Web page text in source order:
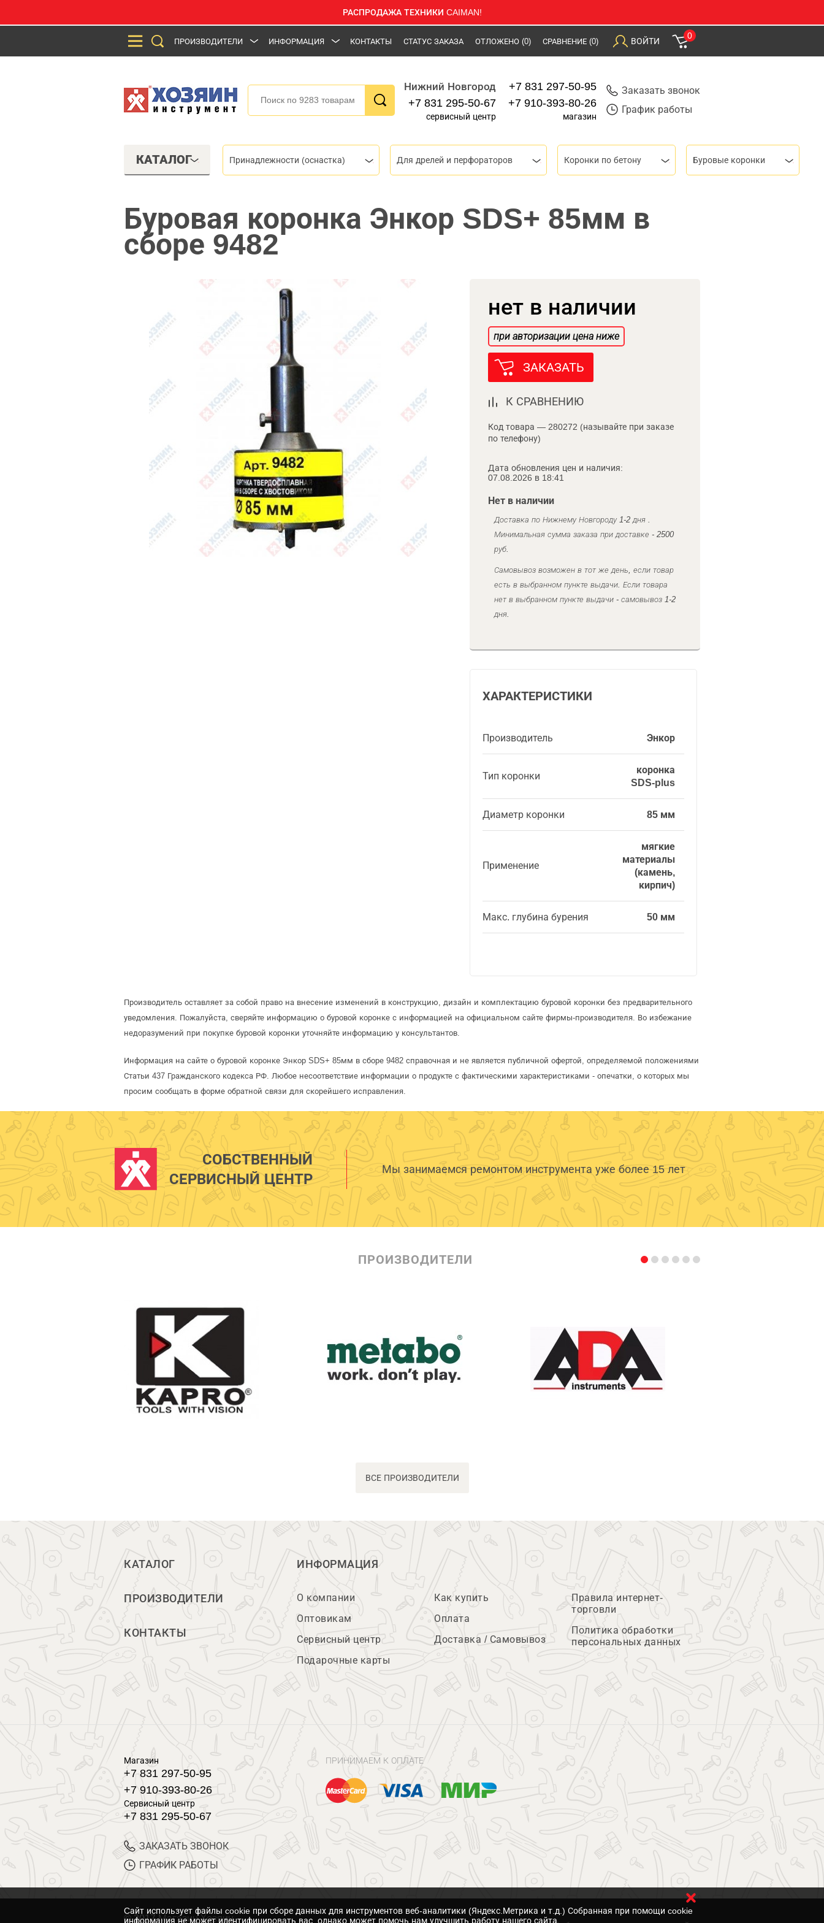
РАСПРОДАЖА ТЕХНИКИ CAIMAN!
ПРОИЗВОДИТЕЛИ ИНФОРМАЦИЯ КОНТАКТЫ СТАТУС ЗАКАЗА ОТЛОЖЕНО (0) СРАВНЕНИЕ (0) ВОЙТИ
0
Нижний Новгород
+7 831 295-50-67
сервисный центр
+7 831 297-50-95
+7 910-393-80-26
магазин
Заказать звонок
График работы
КАТАЛОГ Принадлежности (оснастка) Для дрелей и перфораторов Коронки по бетону Буровые коронки
Буровая коронка Энкор SDS+ 85мм в
сборе 9482
нет в наличии
при авторизации цена ниже
ЗАКАЗАТЬ
К СРАВНЕНИЮ
Код товара — 280272 (называйте при заказе
по телефону)
Дата обновления цен и наличия:
07.08.2026 в 18:41
Нет в наличии
Доставка по Нижнему Новгороду 1-2 дня .
Минимальная сумма заказа при доставке - 2500
руб.
Самовывоз возможен в тот же день, если товар
есть в выбранном пункте выдачи. Если товара
нет в выбранном пункте выдачи - самовывоз 1-2
дня.
ХАРАКТЕРИСТИКИ
Производитель Энкор
Тип коронки
коронка
SDS-plus
Диаметр коронки 85 мм
Применение
мягкие
материалы
(камень,
кирпич)
Макс. глубина бурения 50 мм
Производитель оставляет за собой право на внесение изменений в конструкцию, дизайн и комплектацию буровой коронки без предварительного
уведомления. Пожалуйста, сверяйте информацию о буровой коронке с информацией на официальном сайте фирмы-производителя. Во избежание
недоразумений при покупке буровой коронки уточняйте информацию у консультантов.
Информация на сайте о буровой коронке Энкор SDS+ 85мм в сборе 9482 справочная и не является публичной офертой, определяемой положениями
Статьи 437 Гражданского кодекса РФ. Любое несоответствие информации о продукте с фактическими характеристиками - опечатки, о которых мы
просим сообщать в форме обратной связи для скорейшего исправления.
СОБСТВЕННЫЙ
СЕРВИСНЫЙ ЦЕНТР
Мы занимаемся ремонтом инструмента уже более 15 лет
ПРОИЗВОДИТЕЛИ
ВСЕ ПРОИЗВОДИТЕЛИ
КАТАЛОГ
ПРОИЗВОДИТЕЛИ
КОНТАКТЫ
ИНФОРМАЦИЯ
О компании
Оптовикам
Сервисный центр
Подарочные карты
Как купить
Оплата
Доставка / Самовывоз
Правила интернет-
торговли
Политика обработки
персональных данных
Магазин
+7 831 297-50-95
+7 910-393-80-26
Сервисный центр
+7 831 295-50-67
ЗАКАЗАТЬ ЗВОНОК
ГРАФИК РАБОТЫ
ПРИНИМАЕМ К ОПЛАТЕ
© 2017 Магазин Хозяин
Cайт использует файлы cookie при сборе данных для инструментов веб-аналитики (Яндекс.Метрика и т.д.) Собранная при помощи cookie
информация не может идентифицировать вас, однако может помочь нам улучшить работу нашего сайта.